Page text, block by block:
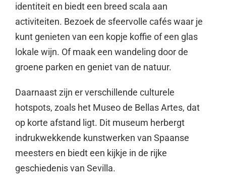
identiteit en biedt een breed scala aan
activiteiten. Bezoek de sfeervolle cafés waar je
kunt genieten van een kopje koffie of een glas
lokale wijn. Of maak een wandeling door de
groene parken en geniet van de natuur.
Daarnaast zijn er verschillende culturele
hotspots, zoals het Museo de Bellas Artes, dat
op korte afstand ligt. Dit museum herbergt
indrukwekkende kunstwerken van Spaanse
meesters en biedt een kijkje in de rijke
geschiedenis van Sevilla.